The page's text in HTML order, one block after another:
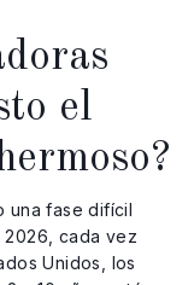
el
una fase difícil
cada vez
Unidos, los